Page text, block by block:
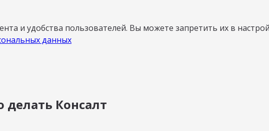
и удобства пользователей. Вы можете запретить их в
данных
делать Консалт